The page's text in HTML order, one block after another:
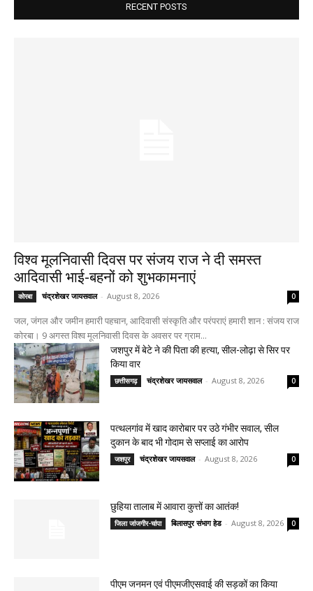
RECENT POSTS
विश्व मूलनिवासी दिवस पर संजय राज ने दी समस्त
आदिवासी भाई-बहनों को शुभकामनाएं
कोरबा चंद्रशेखर जायसवाल - August 8, 2026 0
जल, जंगल और जमीन हमारी पहचान, आदिवासी संस्कृति और परंपराएं हमारी शान : संजय राज
कोरबा। 9 अगस्त विश्व मूलनिवासी दिवस के अवसर पर ग्राम...
जशपुर में बेटे ने की पिता की हत्या, सील-लोढ़ा से सिर पर
किया वार
छत्तीसगढ़ चंद्रशेखर जायसवाल - August 8, 2026 0
पत्थलगांव में खाद कारोबार पर उठे गंभीर सवाल, सील
दुकान के बाद भी गोदाम से सप्लाई का आरोप
जशपुर चंद्रशेखर जायसवाल - August 8, 2026 0
छुहिया तालाब में आवारा कुत्तों का आतंक!
जिला जांजगीर-चांपा बिलासपुर संभाग हेड - August 8, 2026 0
पीएम जनमन एवं पीएमजीएसवाई की सड़कों का किया